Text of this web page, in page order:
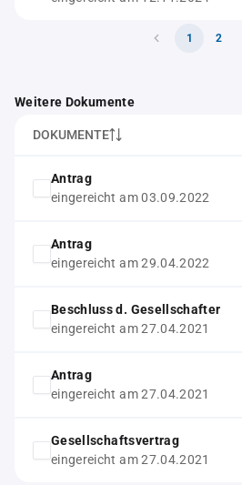
1 2
Weitere Dokumente
DOKUMENTE
Antrag
eingereicht am 03.09.2022
Antrag
eingereicht am 29.04.2022
Beschluss d. Gesellschafter
eingereicht am 27.04.2021
Antrag
eingereicht am 27.04.2021
Gesellschaftsvertrag
eingereicht am 27.04.2021